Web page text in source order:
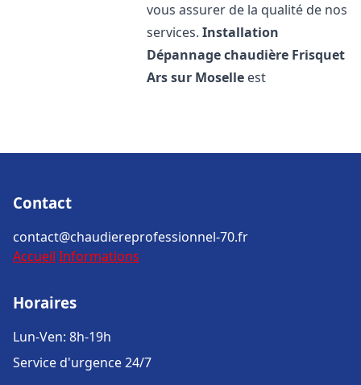
vous assurer de la qualité de nos
services.Installation
Dépannage chaudière Frisquet
Ars sur Moselle est
Contact
contact@chaudiereprofessionnel-70.fr
Accueil Informations
Horaires
Lun-Ven: 8h-19h
Service d'urgence 24/7